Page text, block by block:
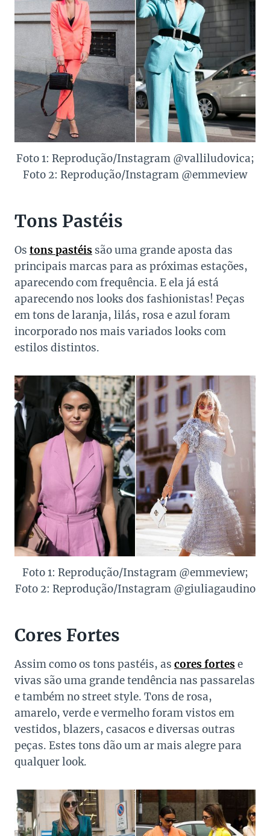
Foto 1: Reprodução/Instagram @valliludovica;
Foto 2: Reprodução/Instagram @emmeview
Tons Pastéis
Os tons pastéis são uma grande aposta das
principais marcas para as próximas estações,
aparecendo com frequência. E ela já está
aparecendo nos looks dos fashionistas! Peças
em tons de laranja, lilás, rosa e azul foram
incorporado nos mais variados looks com
estilos distintos.
Foto 1: Reprodução/Instagram @emmeview;
Foto 2: Reprodução/Instagram @giuliagaudino
Cores Fortes
Assim como os tons pastéis, as cores fortese
vivas são uma grande tendência nas passarelas
e também no street style. Tons de rosa,
amarelo, verde e vermelho foram vistos em
vestidos, blazers, casacos e diversas outras
peças. Estes tons dão um ar mais alegre para
qualquer look.